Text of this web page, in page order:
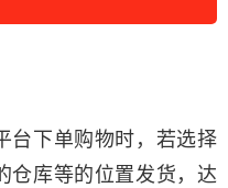
台下单购物时，若选择
仓库等的位置发货，达